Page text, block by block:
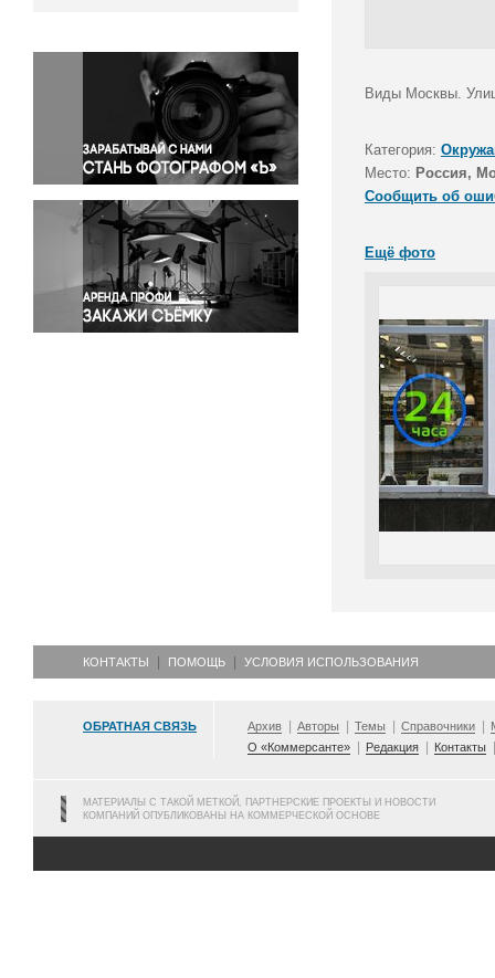
Окружающая среда
Политика
Правосудие
Происшествия и конфликты
Религия
Светская жизнь
Спорт
Экология
Экономика и бизнес
Виды Москвы.
Категория:
Место: Россия,
Сообщить об
Ещё фото
КОНТАКТЫ ПОМОЩЬ УСЛОВИЯ ИСПОЛЬЗОВАНИЯ
ОБРАТНАЯ СВЯЗЬ Архив Авторы Темы Справочники
О «Коммерсанте»
Редакция Контакты
МАТЕРИАЛЫ С ТАКОЙ МЕТКОЙ, ПАРТНЕРСКИЕ ПРОЕКТЫ И НОВОСТИ
КОМПАНИЙ ОПУБЛИКОВАНЫ НА КОММЕРЧЕСКОЙ ОСНОВЕ